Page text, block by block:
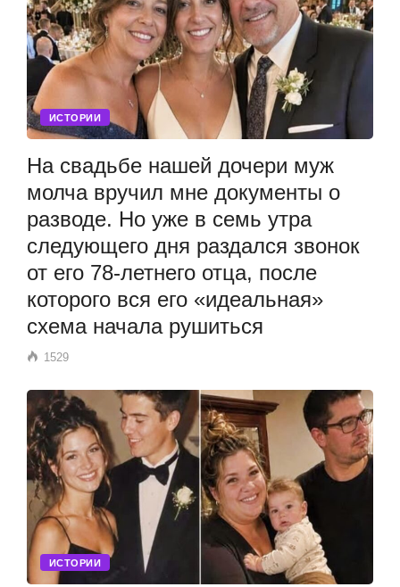
ИСТОРИИ
На свадьбе нашей дочери муж
молча вручил мне документы о
разводе. Но уже в семь утра
следующего дня раздался звонок
от его 78-летнего отца, после
которого вся его «идеальная»
схема начала рушиться
1529
ИСТОРИИ